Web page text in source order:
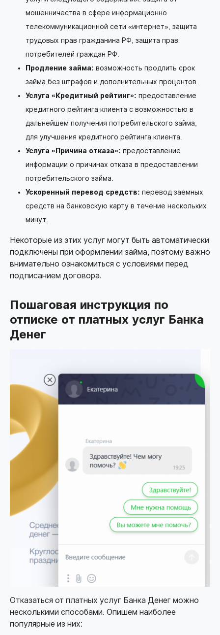
мошенничества в сфере информационно
телекоммуникационной сети «интернет», защита
трудовых прав гражданина РФ, защита прав
потребителей граждан РФ.
Продление займа: возможность продлить срок
займа без штрафов и дополнительных процентов.
Услуга «Кредитный рейтинг»: предоставление
кредитного рейтинга клиента с возможностью в
дальнейшем получения потребительского займа,
для улучшения кредитного рейтинга клиента.
Услуга «Причина отказа»: предоставление
информации о причинах отказа в предоставлении
потребительского займа.
Ускоренный перевод средств: перевод заемных
средств на банковскую карту в течение нескольких
минут.
Некоторые из этих услуг могут быть автоматически
подключены при оформлении займа, поэтому важно
внимательно ознакомиться с условиями перед
подписанием договора.
Пошаговая инструкция по
отписке от платных услуг Банка
Денег
Отказаться от платных услуг Банка Денег можно
несколькими способами. Опишем наиболее
популярные из них: